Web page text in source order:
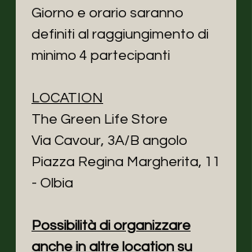
Giorno e orario saranno
definiti al raggiungimento di
minimo 4 partecipanti
LOCATION
The Green Life Store
Via Cavour, 3A/B angolo
Piazza Regina Margherita, 11
- Olbia
Possibilità di organizzare
anche in altre location su